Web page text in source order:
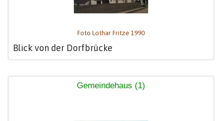
Foto Lothar Fritze 1990
Blick von der Dorfbrücke
Gemeindehaus (1)